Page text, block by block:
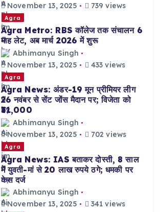
November 13, 2025
739 views
Agra
Agra Metro: RBS कॉलेज तक संचालन 6
माह लेट, अब मार्च 2026 में शुरू
Abhimanyu Singh
November 13, 2025
433 views
Agra
Agra News: अंडर-19 मून प्रीमियर लीग
26 नवंबर से सेंट जोंस मैदान पर; विजेता को
₹31,000
Abhimanyu Singh
November 13, 2025
702 views
Agra
Agra News: IAS बताकर दोस्ती, 8 साल
में युवती-मां से 20 लाख रुपये ठगे; धमकी पर
केस दर्ज
Abhimanyu Singh
November 13, 2025
341 views